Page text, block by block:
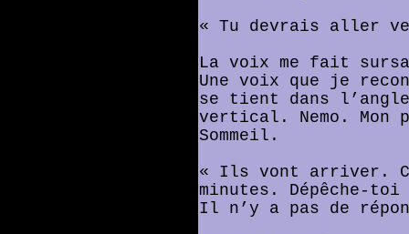
« Tu devrais aller
La voix me fait
Une voix que je
se tient dans
vertical. Nemo. Mon
Sommeil.
« Ils vont arriver.
minutes. Dépêche-
Il n’y a pas de